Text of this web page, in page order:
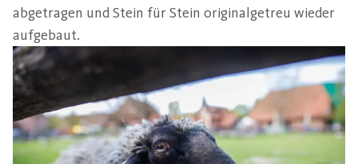
abgetragen und Stein für Stein originalgetreu wieder
aufgebaut.